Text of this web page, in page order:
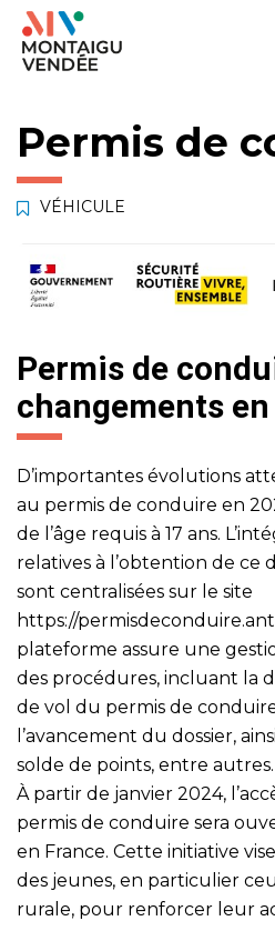
Gestion des traceurs
Aller
Aller
contenu
Aller
pied
Permis de
VÉHICULE
Permis de
changements
D’importantes évolutions
au permis de conduire en
de l’âge requis à 17 ans.
relatives à l’obtention de ce
sont centralisées sur le site
https://
plateforme assure une
des procédures, incluant la
de vol du permis de
l’avancement du dossier,
solde de points, entre autres.
À partir de janvier 2024,
permis de conduire sera
en France. Cette initiative
des jeunes, en particulier
rurale, pour renforcer leur